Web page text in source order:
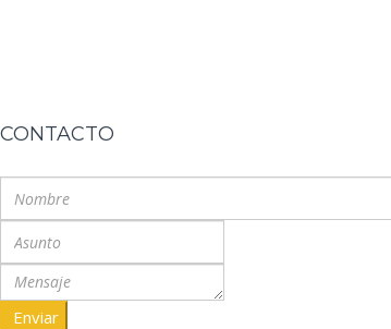
CONTACTO
Enviar